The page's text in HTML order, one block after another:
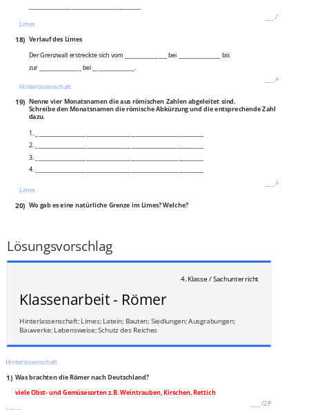
/1P
Limes
18) Verlauf des Limes
Der Grenzwall erstreckte sich vom _______________ bei _______________ bis
zur _______________ bei _______________.
/4P
Hinterlassenschaft
19) Nenne vier Monatsnamen die aus römischen Zahlen abgeleitet sind.
Schreibe den Monatsnamen die römische Abkürzung und die entsprechende Zahl
dazu.
1. ____________________________________________________________
2. ____________________________________________________________
3. ____________________________________________________________
4. ____________________________________________________________
/4P
Limes
20) Wo gab es eine natürliche Grenze im Limes? Welche?
Lösungsvorschlag
4. Klasse / Sachunterricht
Klassenarbeit - Römer
Hinterlassenschaft; Limes; Latein; Bauten; Siedlungen; Ausgrabungen;
Bauwerke; Lebensweise; Schutz des Reiches
Hinterlassenschaft
1) Was brachten die Römer nach Deutschland?
viele Obst- und Gemüsesorten z.B. Weintrauben, Kirschen, Rettich
/2P